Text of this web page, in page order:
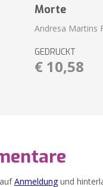
Morte
Andresa Martins
GEDRUCKT
€ 10,58
Anmeldungund